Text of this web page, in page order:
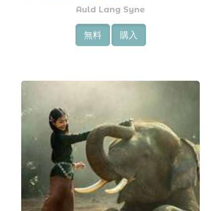
Auld Lang Syne
無料 購入